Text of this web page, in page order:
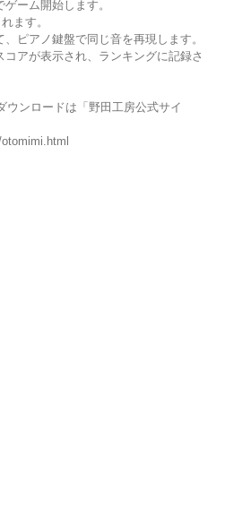
ーム開始します。
ます。
ピアノ鍵盤で同じ音を再現します。
アが表示され、ランキングに記録さ
ウンロードは「野田工房公式サイ